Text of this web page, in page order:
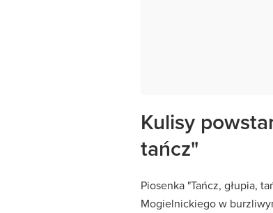
Kulisy
tańcz"
Piosenka "Tańcz, głupia,
Mogielnickiego w